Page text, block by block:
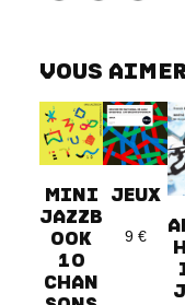
VOUS
MINI
JAZZB
OOK
10
CHAN
JEUX
9 €